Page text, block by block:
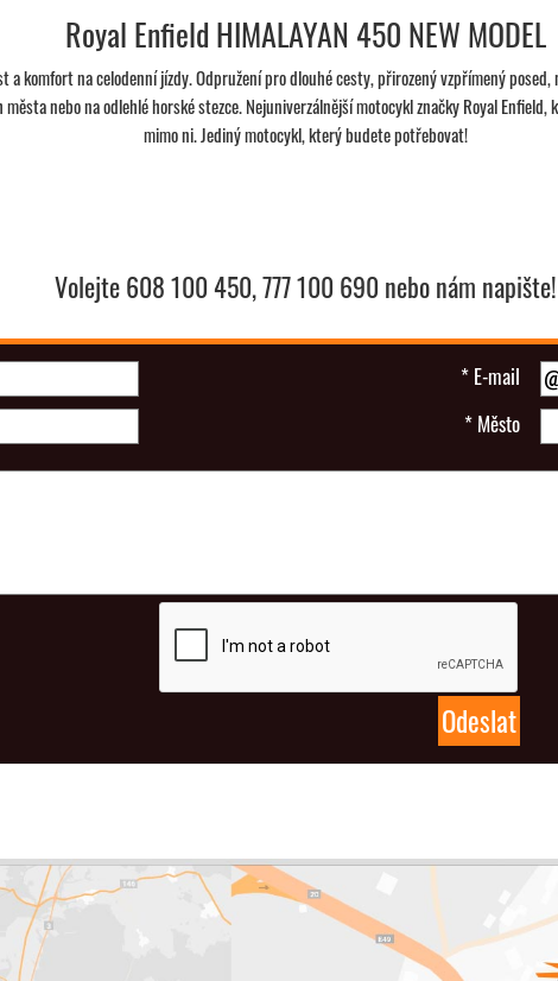
Volejte 608 100 450, 777 100 690 nebo nám napište!
* E-mail
* Město
Royal Enfield HIMALAYAN 450 NEW MODEL
komfort na celodenní jízdy. Odpružení pro dlouhé cesty, přirozený vzpřímený posed,
nebo na odlehlé horské stezce. Nejuniverzálnější motocykl značky Royal
mimo ni. Jediný motocykl, který budete potřebovat!